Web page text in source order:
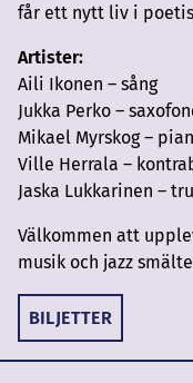
får ett nytt liv i
Artister:
Aili Ikonen – sång
Jukka Perko –
Mikael Myrskog –
Ville Herrala –
Jaska Lukkarinen –
Välkommen att
musik och jazz
BILJETTER